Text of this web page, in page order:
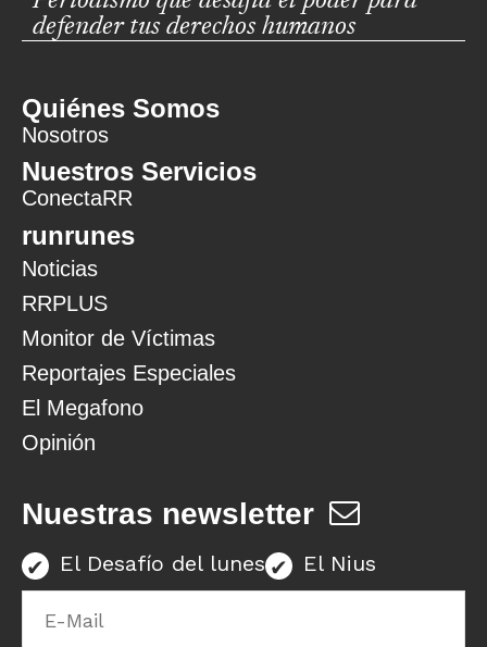
defender tus derechos humanos
Quiénes Somos
Nosotros
Nuestros Servicios
ConectaRR
runrunes
Noticias
RRPLUS
Monitor de Víctimas
Reportajes Especiales
El Megafono
Opinión
Nuestras newsletter
El Desafío del lunes El Nius